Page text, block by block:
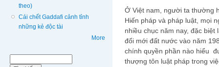
theo)
Cái chết Gaddafi cảnh tỉnh
những kẻ độc tài
More
Ở Việt nam, người ta thường
Hiến pháp và pháp luật, mọi
nhiều chục năm nay, đặc biệt
đổi mới đất nước vào năm
chính quyền phần nào hiểu
thượng tôn luật pháp trong